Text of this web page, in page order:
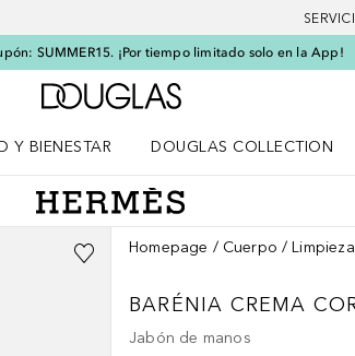
SUMMER15. ¡Por tiempo limitado solo en la App!
A Douglas Home
Y BIENESTAR
DOUGLAS COLLECTION
Homepage Cuerpo
BARÉNIA CREMA
Jabón de manos